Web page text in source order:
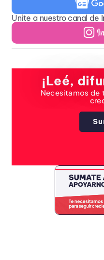
Unite a nuestro canal de
¡Leé,
Necesitamos de